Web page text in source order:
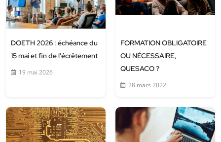
DOETH 2026 : échéance du
15 mai et fin de l’écrêtement
19 mai 2026
FORMATION OBLIGATOIRE
OU NÉCESSAIRE,
QUESACO ?
28 mars 2022